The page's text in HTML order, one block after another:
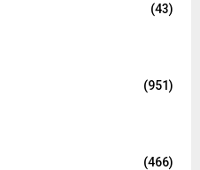
(43)
(951)
(466)